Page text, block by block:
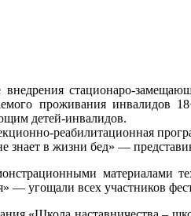
стационаро-
проживания инвалидов
детей-инвалидов.
реабилитационная
знает в жизни бед» —
материалами
— угощали всех участников